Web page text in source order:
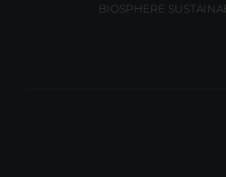
BIOSPHERE